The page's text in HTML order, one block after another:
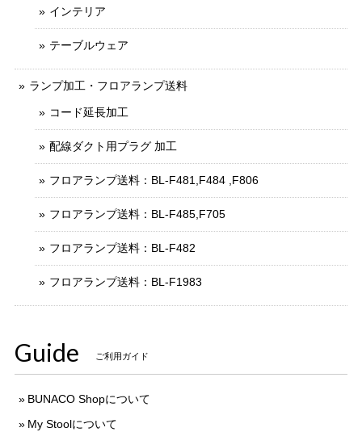
インテリア
テーブルウェア
ランプ加工・フロアランプ送料
コード延長加工
配線ダクト用プラグ 加工
フロアランプ送料：BL-F481,F484 ,F806
フロアランプ送料：BL-F485,F705
フロアランプ送料：BL-F482
フロアランプ送料：BL-F1983
Guide ご利用ガイド
BUNACO Shopについて
My Stoolについて